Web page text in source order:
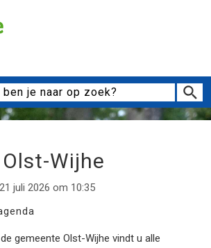
Wijhe
juli 2026 om 10:35
gemeente Olst-Wijhe vindt u alle